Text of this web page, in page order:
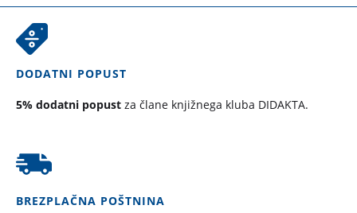
DODATNI POPUST
5% dodatni popust za člane knjižnega kluba DIDAKTA.
BREZPLAČNA POŠTNINA